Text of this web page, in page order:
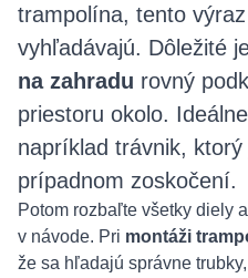
trampolína, tento
vyhľadávajú. Dôležité
na zahradu rovný
priestoru okolo.
napríklad trávnik,
prípadnom zoskočení.
Potom rozbaľte všetky diely
v návode. Pri montáži
že sa hľadajú správne